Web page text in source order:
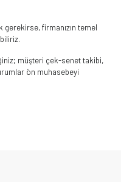
firmanızın temel
müşteri çek-senet takibi,
ön muhasebeyi